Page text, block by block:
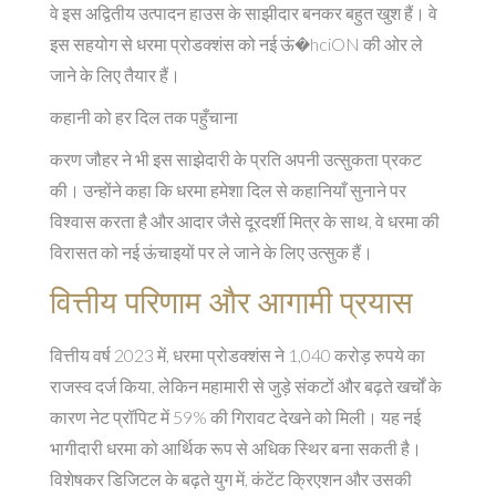
वे इस अद्वितीय उत्पादन हाउस के साझीदार बनकर बहुत खुश हैं। वे
इस सहयोग से धरमा प्रोडक्शंस को नई ऊं�hciON की ओर ले
जाने के लिए तैयार हैं।
कहानी को हर दिल तक पहुँचाना
करण जौहर ने भी इस साझेदारी के प्रति अपनी उत्सुकता प्रकट
की। उन्होंने कहा कि धरमा हमेशा दिल से कहानियाँ सुनाने पर
विश्वास करता है और आदार जैसे दूरदर्शी मित्र के साथ, वे धरमा की
विरासत को नई ऊंचाइयों पर ले जाने के लिए उत्सुक हैं।
वित्तीय परिणाम और आगामी प्रयास
वित्तीय वर्ष 2023 में, धरमा प्रोडक्शंस ने 1,040 करोड़ रुपये का
राजस्व दर्ज किया, लेकिन महामारी से जुड़े संकटों और बढ़ते खर्चों के
कारण नेट प्रॉपिट में 59% की गिरावट देखने को मिली। यह नई
भागीदारी धरमा को आर्थिक रूप से अधिक स्थिर बना सकती है।
विशेषकर डिजिटल के बढ़ते युग में, कंटेंट क्रिएशन और उसकी